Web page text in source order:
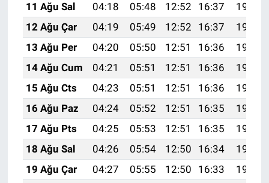
11 Ağu Sal
04:18 05:48 12:52 16:37
19:46
12 Ağu Çar
04:19 05:49 12:52 16:37
19:44
13 Ağu Per
04:20 05:50 12:51 16:36
19:43
14 Ağu Cum
04:21 05:51 12:51 16:36
19:42
15 Ağu Cts
04:23 05:51 12:51 16:36
19:41
16 Ağu Paz
04:24 05:52 12:51 16:35
19:40
17 Ağu Pts
04:25 05:53 12:51 16:35
19:38
18 Ağu Sal
04:26 05:54 12:50 16:34
19:37
19 Ağu Çar
04:27 05:55 12:50 16:33
19:36